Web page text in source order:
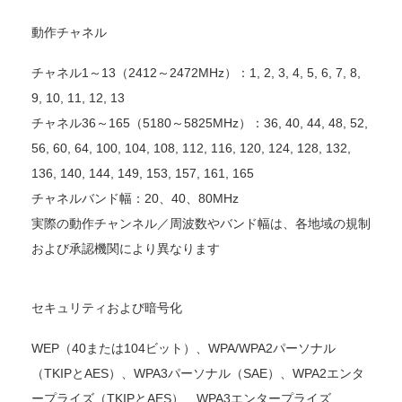
動作チャネル
チャネル1～13（2412～2472MHz）：1, 2, 3, 4, 5, 6, 7, 8,
9, 10, 11, 12, 13
チャネル36～165（5180～5825MHz）：36, 40, 44, 48, 52,
56, 60, 64, 100, 104, 108, 112, 116, 120, 124, 128, 132,
136, 140, 144, 149, 153, 157, 161, 165
チャネルバンド幅：20、40、80MHz
実際の動作チャンネル／周波数やバンド幅は、各地域の規制
および承認機関により異なります
セキュリティおよび暗号化
WEP（40または104ビット）、WPA/WPA2パーソナル
（TKIPとAES）、WPA3パーソナル（SAE）、WPA2エンタ
ープライズ（TKIPとAES）、WPA3エンタープライズ